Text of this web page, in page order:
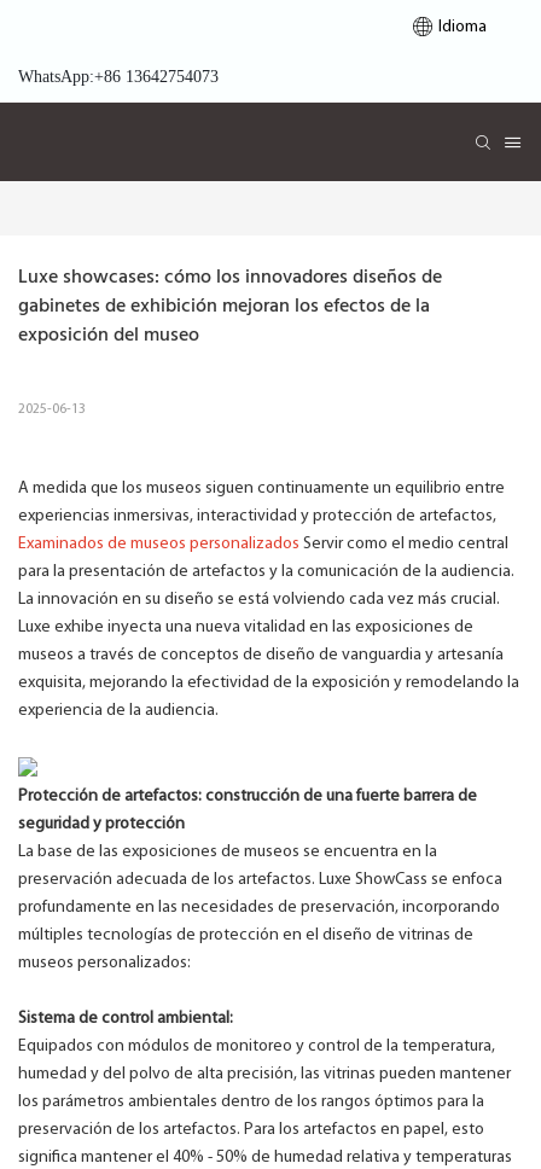
Idioma
WhatsApp:+86 13642754073
Luxe showcases: cómo los innovadores diseños de
gabinetes de exhibición mejoran los efectos de la
exposición del museo
2025-06-13
A medida que los museos siguen continuamente un equilibrio entre
experiencias inmersivas, interactividad y protección de artefactos,
Examinados de museos personalizados Servir como el medio central
para la presentación de artefactos y la comunicación de la audiencia.
La innovación en su diseño se está volviendo cada vez más crucial.
Luxe exhibe inyecta una nueva vitalidad en las exposiciones de
museos a través de conceptos de diseño de vanguardia y artesanía
exquisita, mejorando la efectividad de la exposición y remodelando la
experiencia de la audiencia.
Protección de artefactos: construcción de una fuerte barrera de
seguridad y protección
La base de las exposiciones de museos se encuentra en la
preservación adecuada de los artefactos. Luxe ShowCass se enfoca
profundamente en las necesidades de preservación, incorporando
múltiples tecnologías de protección en el diseño de vitrinas de
museos personalizados:
Sistema de control ambiental:
Equipados con módulos de monitoreo y control de la temperatura,
humedad y del polvo de alta precisión, las vitrinas pueden mantener
los parámetros ambientales dentro de los rangos óptimos para la
preservación de los artefactos. Para los artefactos en papel, esto
significa mantener el 40% - 50% de humedad relativa y temperaturas